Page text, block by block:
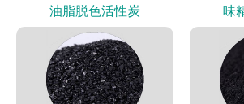
油脂脱色活性炭 味